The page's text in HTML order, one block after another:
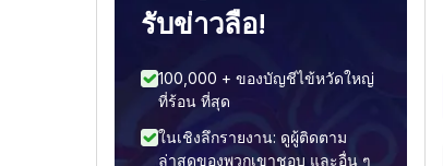
รับข่าวลือ!
100,000 + ของบัญชีไข้หวัดใหญ่
ที่ร้อน ที่สุด
ในเชิงลึกรายงาน: ดูผู้ติดตาม
ล่าสุดของพวกเขาชอบ และอื่น ๆ